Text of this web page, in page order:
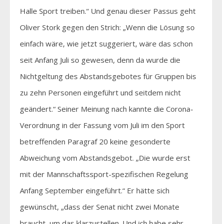
Halle Sport treiben.“ Und genau dieser Passus geht
Oliver Stork gegen den Strich: „Wenn die Lösung so
einfach wäre, wie jetzt suggeriert, wäre das schon
seit Anfang Juli so gewesen, denn da wurde die
Nichtgeltung des Abstandsgebotes für Gruppen bis
zu zehn Personen eingeführt und seitdem nicht
geändert.“ Seiner Meinung nach kannte die Corona-
Verordnung in der Fassung vom Juli im den Sport
betreffenden Paragraf 20 keine gesonderte
Abweichung vom Abstandsgebot. „Die wurde erst
mit der Mannschaftssport-spezifischen Regelung
Anfang September eingeführt.“ Er hätte sich
gewünscht, „dass der Senat nicht zwei Monate